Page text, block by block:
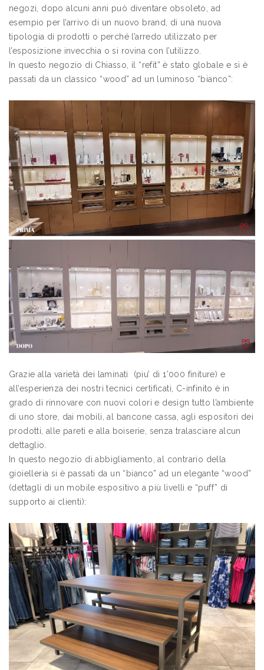
negozi, dopo alcuni anni può diventare obsoleto, ad
esempio per l’arrivo di un nuovo brand, di una nuova
tipologia di prodotti o perché l’arredo utilizzato per
l’esposizione invecchia o si rovina con l’utilizzo.
In questo negozio di Chiasso, il “refit” è stato globale e si è
passati da un classico “wood” ad un luminoso “bianco”:
Grazie alla varietà dei laminati (piu’ di 1’000 finiture) e
all’esperienza dei nostri tecnici certificati, C-infinito è in
grado di rinnovare con nuovi colori e design tutto l’ambiente
di uno store, dai mobili, al bancone cassa, agli espositori dei
prodotti, alle pareti e alla boiserie, senza tralasciare alcun
dettaglio.
In questo negozio di abbigliamento, al contrario della
gioielleria si è passati da un “bianco” ad un elegante “wood”
(dettagli di un mobile espositivo a più livelli e “puff” di
supporto ai clienti):